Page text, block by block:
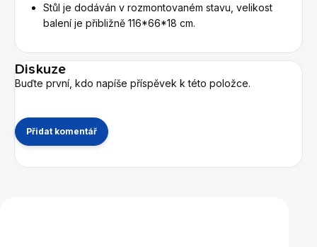
Stůl je dodáván v rozmontovaném stavu, velikost
balení je přibližně 116*66*18 cm.
Diskuze
Buďte první, kdo napíše příspěvek k této položce.
Přidat komentář